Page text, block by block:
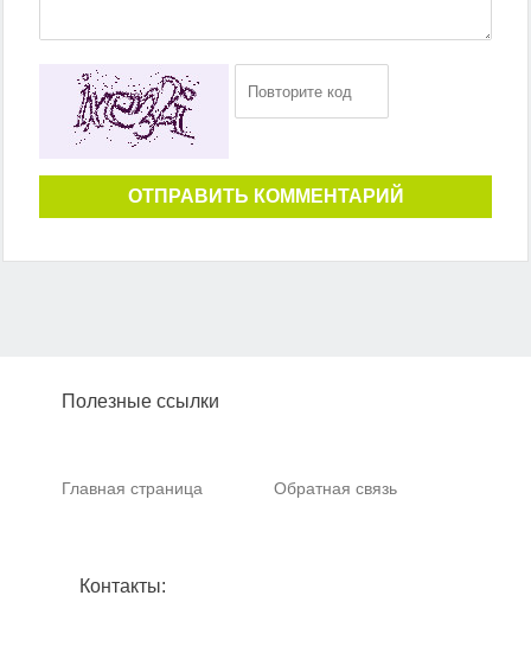
ОТПРАВИТЬ КОММЕНТАРИЙ
Полезные ссылки
Главная страница Обратная связь
Контакты: